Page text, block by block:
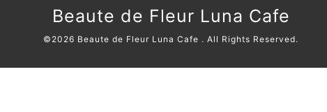
Beaute de Fleur Luna Cafe
©2026 Beaute de Fleur Luna Cafe . All Rights Reserved.